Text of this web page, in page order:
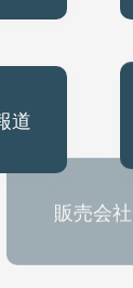
道
販売会社